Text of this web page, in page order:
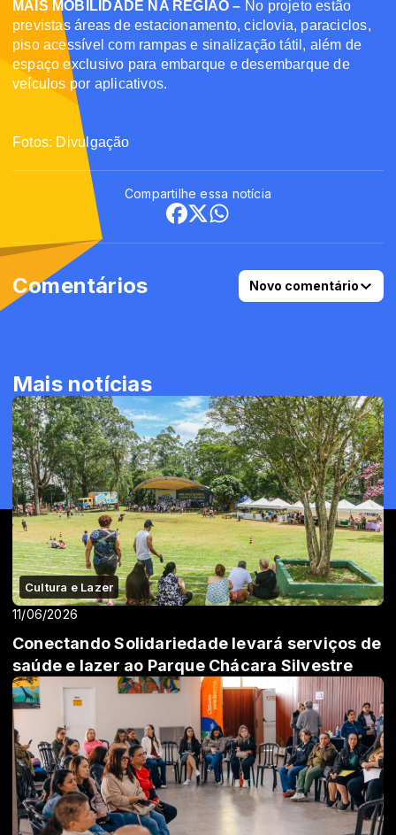
MAIS MOBILIDADE NA REGIÃO – No projeto estão
previstas áreas de estacionamento, ciclovia, paraciclos,
piso acessível com rampas e sinalização tátil, além de
espaço exclusivo para embarque e desembarque de
veículos por aplicativos.
Fotos: Divulgação
Compartilhe essa notícia
Comentários Novo comentário
Mais notícias
Cultura e Lazer
11/06/2026
Conectando Solidariedade levará serviços de
saúde e lazer ao Parque Chácara Silvestre